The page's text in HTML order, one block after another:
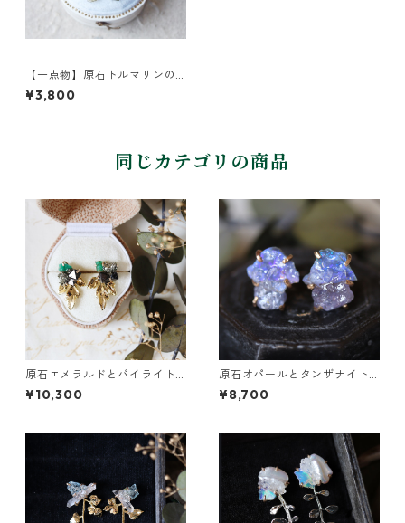
【一点物】原石トルマリンの
ピアス
¥3,800
同じカテゴリの商品
原石エメラルドとパイライト
とクレマチスの葉ピアス
¥10,300
原石オパールとタンザナイト
のピアス
¥8,700